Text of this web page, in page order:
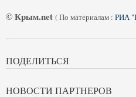
© Крым.net (По материалам : РИА
ПОДЕЛИТЬСЯ
НОВОСТИ ПАРТНЕРОВ